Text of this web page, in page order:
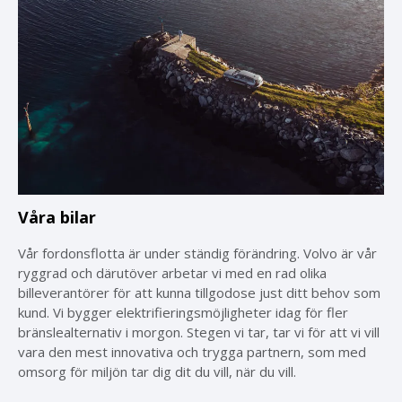
Våra bilar
Vår fordonsflotta är under ständig förändring. Volvo är vår
ryggrad och därutöver arbetar vi med en rad olika
billeverantörer för att kunna tillgodose just ditt behov som
kund. Vi bygger elektrifieringsmöjligheter idag för fler
bränslealternativ i morgon. Stegen vi tar, tar vi för att vi vill
vara den mest innovativa och trygga partnern, som med
omsorg för miljön tar dig dit du vill, när du vill.